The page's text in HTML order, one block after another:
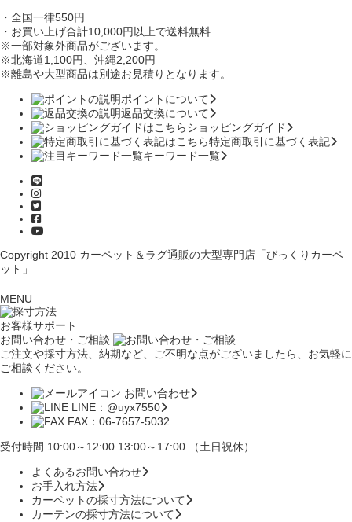
・全国一律550円
・お買い上げ合計10,000円 以上で送料無料
※一部対象外商品がございます。
※北海道1,100円、沖縄2,200円
※離島や大型商品は別途お見積りとなります。
ポイントについて
返品交換について
ショッピングガイド
特定商取引に基づく表記
キーワード一覧
Copyright 2010 カーペット＆ラグ通販の大型専門店「びっくりカーペ
ット」
MENU
お客様サポート
お問い合わせ・ご相談
ご注文や採寸方法、納期など、ご不明な点がございましたら、お気軽に
ご相談ください。
お問い合わせ
LINE：@uyx7550
FAX：06-7657-5032
受付時間 10:00～12:00 13:00～17:00 （土日祝休）
よくあるお問い合わせ
お手入れ方法
カーペットの採寸方法について
カーテンの採寸方法について